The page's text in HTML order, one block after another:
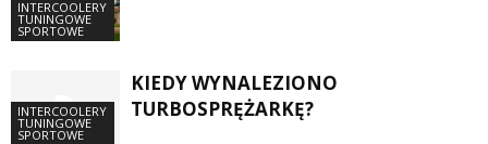
INTERCOOLERY
TUNINGOWE
SPORTOWE
INTERCOOLERY
TUNINGOWE
SPORTOWE
KIEDY WYNALEZIONO
TURBOSPRĘŻARKĘ?